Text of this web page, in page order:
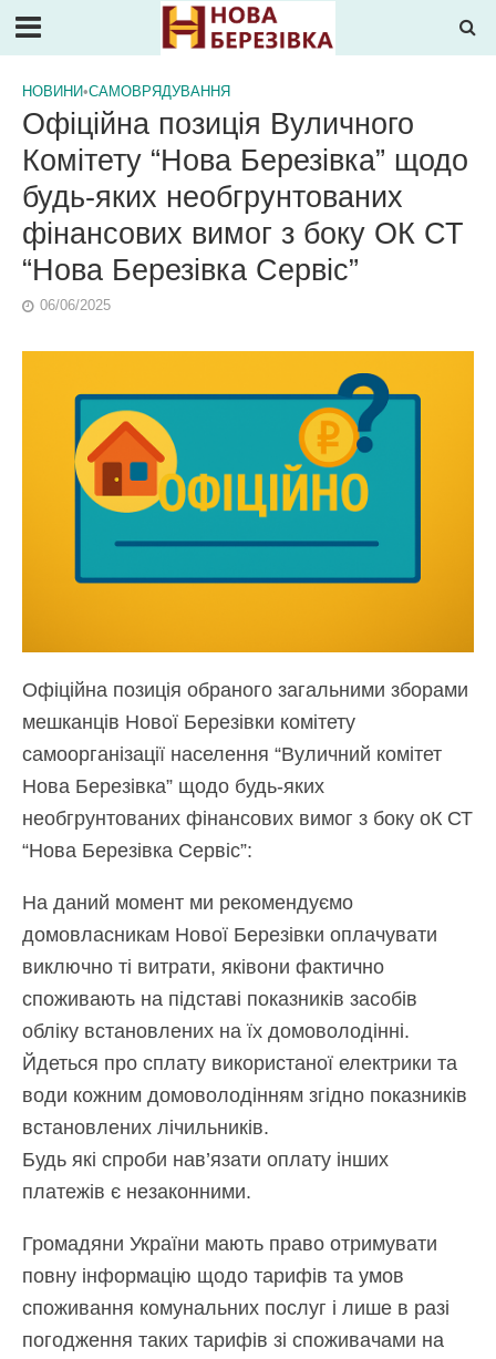
НОВИНИ•САМОВРЯДУВАННЯ
Офіційна позиція Вуличного
Комітету “Нова Березівка” щодо
будь-яких необгрунтованих
фінансових вимог з боку ОК СТ
“Нова Березівка Сервіс”
06/06/2025
Офіційна позиція обраного загальними зборами
мешканців Нової Березівки комітету
самоорганізації населення “Вуличний комітет
Нова Березівка” щодо будь-яких
необгрунтованих фінансових вимог з боку оК СТ
“Нова Березівка Сервіс”:
На даний момент ми рекомендуємо
домовласникам Нової Березівки оплачувати
виключно ті витрати, яківони фактично
споживають на підставі показників засобів
обліку встановлених на їх домоволодінні.
Йдеться про сплату використаної електрики та
води кожним домоволодінням згідно показників
встановлених лічильників.
Будь які спроби нав’язати оплату інших
платежів є незаконними.
Громадяни України мають право отримувати
повну інформацію щодо тарифів та умов
споживання комунальних послуг і лише в разі
погодження таких тарифів зі споживачами на